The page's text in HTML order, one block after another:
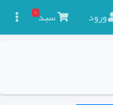
ورود سبد۰